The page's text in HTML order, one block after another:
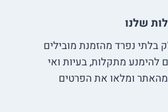
שלנו
בלתי נפרד מהזמנת מובילים
להימנע מתקלות, בעיות ואי
מהאתר ומלאו את הפרטים